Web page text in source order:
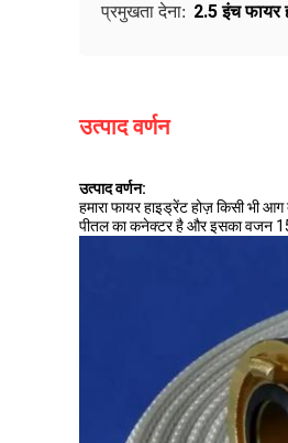
प्रमुखता देना: 2.5 इंच फायर
उत्पाद वर्णन
उत्पाद वर्णन:
हमारा फायर हाइड्रेंट होज़ किसी भी
पीतल का कनेक्टर है और इसका वजन 15